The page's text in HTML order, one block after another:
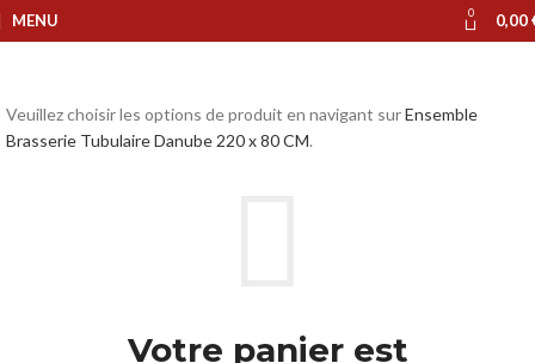
MENU 0 0,00
Veuillez choisir les options de produit en navigant surEnsemble
Brasserie Tubulaire Danube 220 x 80 CM.
Votre panier est